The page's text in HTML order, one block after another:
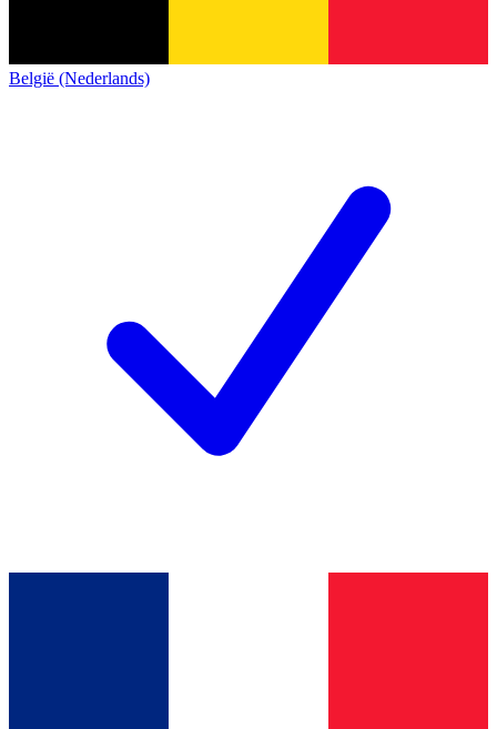
België (Nederlands)